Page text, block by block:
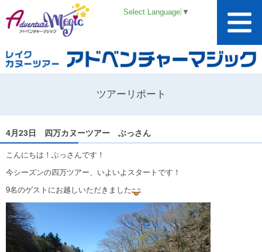
Select Language ▼
ツアーリポート
4月23日 四万カヌーツアー ぶっさん
こんにちは！ぶっさんです！
今シーズンの四万ツアー、いよいよスタートです！
9名のゲストにお越しいただきました